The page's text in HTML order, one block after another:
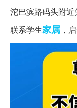
沱巴滨路码头附近
联系学生家属 ，